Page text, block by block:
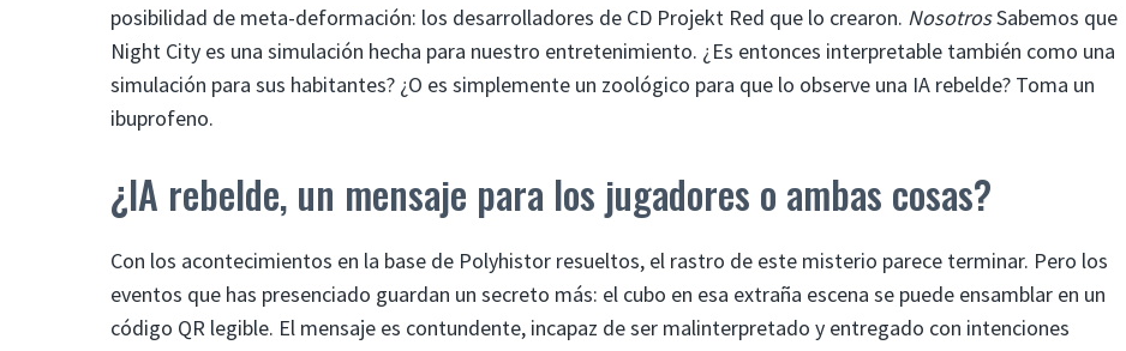
posibilidad de meta-deformación: los desarrolladores de CD Projekt Red que lo crearon. NosotrosSabemos que
Night City es una simulación hecha para nuestro entretenimiento. ¿Es entonces interpretable también como una
simulación para sus habitantes? ¿O es simplemente un zoológico para que lo observe una IA rebelde? Toma un
ibuprofeno.
¿IA rebelde, un mensaje para los jugadores o ambas cosas?
Con los acontecimientos en la base de Polyhistor resueltos, el rastro de este misterio parece terminar. Pero los
eventos que has presenciado guardan un secreto más: el cubo en esa extraña escena se puede ensamblar en un
código QR legible. El mensaje es contundente, incapaz de ser malinterpretado y entregado con intenciones